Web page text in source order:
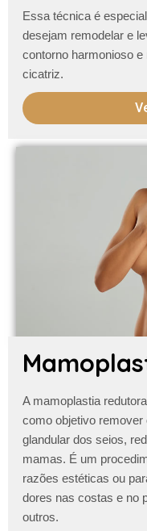
Essa técnica é
desejam remodelar e
contorno harmonioso e
cicatriz.
A mamoplastia redutora
como objetivo remover
glandular dos seios,
mamas. É um
razões estéticas ou
dores nas costas e no
outros.